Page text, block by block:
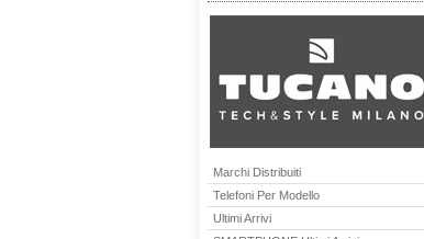
Marchi Distribuiti
Telefoni Per Modello
Ultimi Arrivi